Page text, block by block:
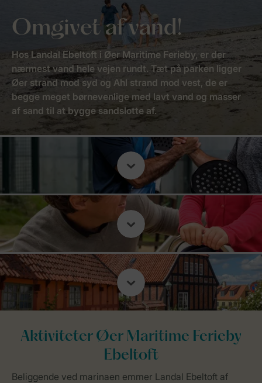
Omgivet af vand!
Hos Landal Ebeltoft i Øer Maritime Ferieby, er der
nærmest vand hele vejen rundt. Tæt på parken ligger
Øer strand mod syd og Ahl strand mod vest, de er
begge meget børnevenlige med lavt vand og masser
af sand til at bygge sandslotte af.
Aktiviteter Øer Maritime Ferieby
Ebeltoft
Beliggende ved marinaen emmer Landal Ebeltoft af